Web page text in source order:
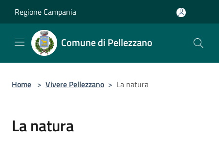
Regione Campania
Comune di Pellezzano
Home > Vivere Pellezzano > La natura
La natura